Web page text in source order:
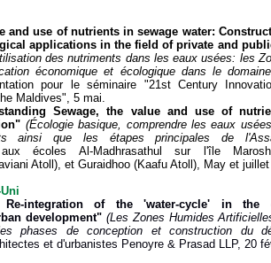
and use of nutrients in sewage water:
applications in the field of private and
des nutriments dans les eaux usées: les
économique et écologique dans le
pour le séminaire "21st Century
Maldives", 5 mai.
Sewage, the value and use of
(Écologie basique, comprendre les eaux
ainsi que les étapes principales de
aux écoles Al-Madhrasathulsur l'île
Atoll), et Guraidhoo (Kaafu Atoll), May et
Re-integration of the 'water-cycle' in the
development" (Les Zones Humides
phases de conception et construction du
et d'urbanistes Penoyre & Prasad LLP, 20